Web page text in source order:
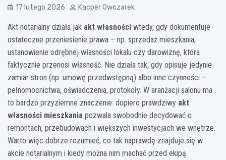
17 lutego 2026 Kacper Owczarek
Akt notarialny działa jak akt własności wtedy, gdy dokumentuje
ostateczne przeniesienie prawa – np. sprzedaż mieszkania,
ustanowienie odrębnej własności lokalu czy darowiznę, która
faktycznie przenosi własność. Nie działa tak, gdy opisuje jedynie
zamiar stron (np. umowę przedwstępną) albo inne czynności –
pełnomocnictwa, oświadczenia, protokoły. W aranżacji salonu ma
to bardzo przyziemne znaczenie: dopiero prawdziwy akt
własności mieszkania pozwala swobodnie decydować o
remontach, przebudowach i większych inwestycjach we wnętrze.
Warto więc dobrze rozumieć, co tak naprawdę znajduje się w
akcie notarialnym i kiedy można nim machać przed ekipą